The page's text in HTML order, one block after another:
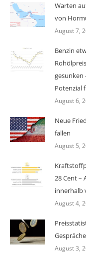
Warten
von
August 7,
Benzin
gesunken
Potenzial
August 6,
Neue
fallen
August 5,
28 Cent –
innerhalb
August 4,
August 3,